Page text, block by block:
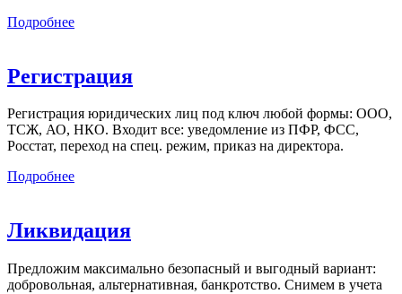
Подробнее
Регистрация
Регистрация юридических лиц под ключ любой формы: ООО,
ТСЖ, АО, НКО. Входит все: уведомление из ПФР, ФСС,
Росстат, переход на спец. режим, приказ на директора.
Подробнее
Ликвидация
Предложим максимально безопасный и выгодный вариант:
добровольная, альтернативная, банкротство. Снимем в учета